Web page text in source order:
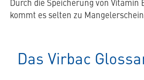
Durch die Speicherung von Vitamin
kommt es selten zu
Das Virbac